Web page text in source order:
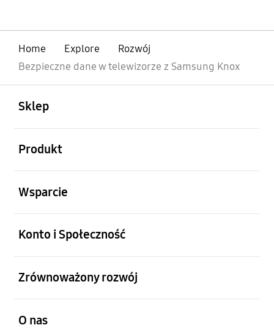
Home Explore
Rozwój
Bezpieczne dane w telewizorze z Samsung Knox
Sklep
Produkt
Wsparcie
Konto i Społeczność
Zrównoważony rozwój
O nas